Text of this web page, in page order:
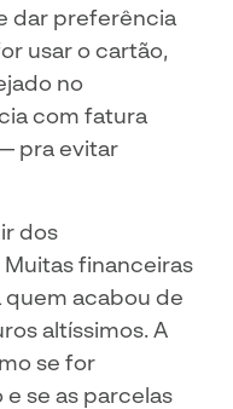
dar preferência
usar o cartão,
no
com fatura
pra evitar
dos
financeiras
acabou de
altíssimos. A
se for
se as parcelas